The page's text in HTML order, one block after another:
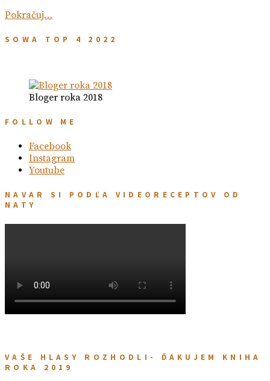
Pokračuj…
SOWA TOP 4 2022
Bloger roka 2018
FOLLOW ME
Facebook
Instagram
Youtube
NAVAR SI PODĽA VIDEORECEPTOV OD
NATY
VAŠE HLASY ROZHODLI- ĎAKUJEM KNIHA
ROKA 2019